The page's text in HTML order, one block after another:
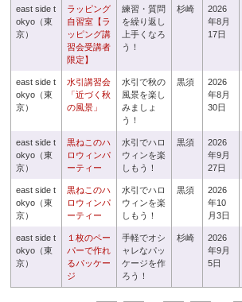
east side t
okyo（東
京）
ラッピング
自習室【ラ
ッピング講
習会受講者
限定】
練習・質問
を繰り返し
上手くなろ
う！
杉崎
2026
年8月
17日
east side t
okyo（東
京）
水引講習会
「近づく秋
の風景」
水引で秋の
風景を楽し
みましょ
う！
黒須
2026
年8月
30日
east side t
okyo（東
京）
黒ねこのハ
ロウィンパ
ーティー
水引でハロ
ウィンを楽
しもう！
黒須
2026
年9月
27日
east side t
okyo（東
京）
黒ねこのハ
ロウィンパ
ーティー
水引でハロ
ウィンを楽
しもう！
黒須
2026
年10
月3日
east side t
okyo（東
京）
１枚のペー
パーで作れ
るパッケー
ジ
手軽でオシ
ャレなパッ
ケージを作
ろう！
杉崎
2026
年9月
5日